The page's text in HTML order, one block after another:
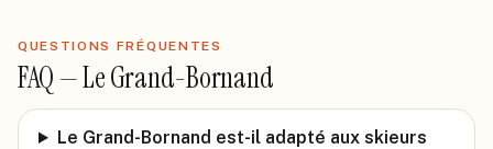
QUESTIONS FRÉQUENTES
FAQ —Le Grand-Bornand
Le Grand-Bornand est-il adapté aux skieurs